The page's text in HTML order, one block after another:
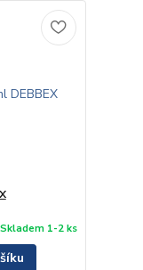
Skladem 1-2 ks